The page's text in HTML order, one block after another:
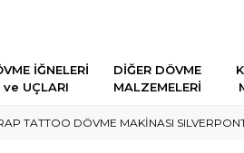
İĞNELERİ
ve UÇLARI
DİĞER DÖVME
MALZEMELERİ
TATTOO DÖVME MAKİNASI